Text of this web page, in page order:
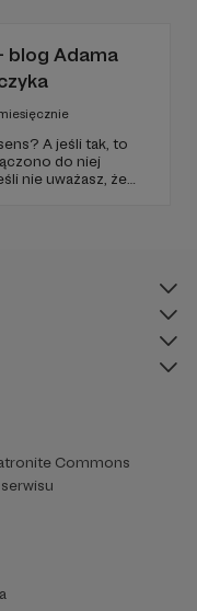
blog Adama
A jeśli tak, to
do niej
nie uważasz, że
Commons